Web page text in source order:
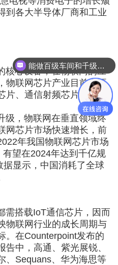
到各大半导体厂商和工业
心设备，在物联网的应
物联网芯片产业目前主要
、通信射频芯片、身份
，物联网在垂直领域终
网芯片市场快速增长，前
年我国物联网芯片市场
望在2024年达到千亿规
显示，中国消耗了全球
搭载IoT通信芯片，因而
物联网行业的成长周期与
。在Counterpoint发布的
中，高通、紫光展锐、
、Sequans、华为海思等